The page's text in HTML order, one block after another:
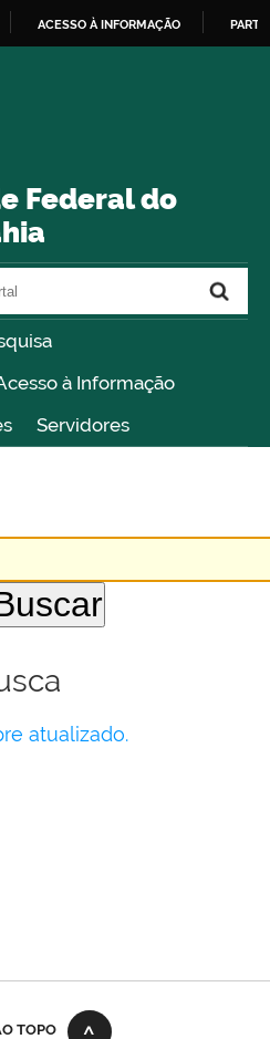
ACESSO À INFORMAÇÃO
Federal do
à Informação
Servidores
atualizado.
TOPO